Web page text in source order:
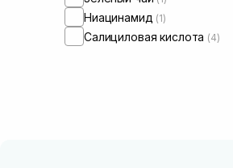
Ниацинамид (1)
Салициловая кислота (4)